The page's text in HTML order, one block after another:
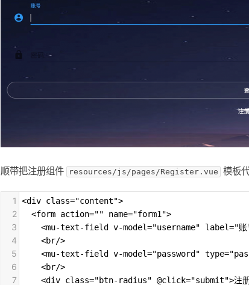
顺带把注册组件 resources/js/pages/Register.vue 模板
1 <div class="content">
2
  <form action="" name="form1">
3
<mu-text-field v-model="username" label="
4
    <br/>
5
<mu-text-field v-model="password"
6
    <br/>
7
<div class="btn-radius" @click="submit">注